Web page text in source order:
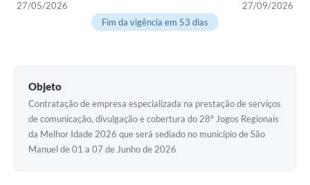
27/05/2026
27/09/2026
Fim da vigência em 53 dias
Objeto
Contratação de empresa especializada na prestação de serviços
de comunicação, divulgação e cobertura do 28º Jogos Regionais
da Melhor Idade 2026 que será sediado no município de São
Manuel de 01 a 07 de Junho de 2026